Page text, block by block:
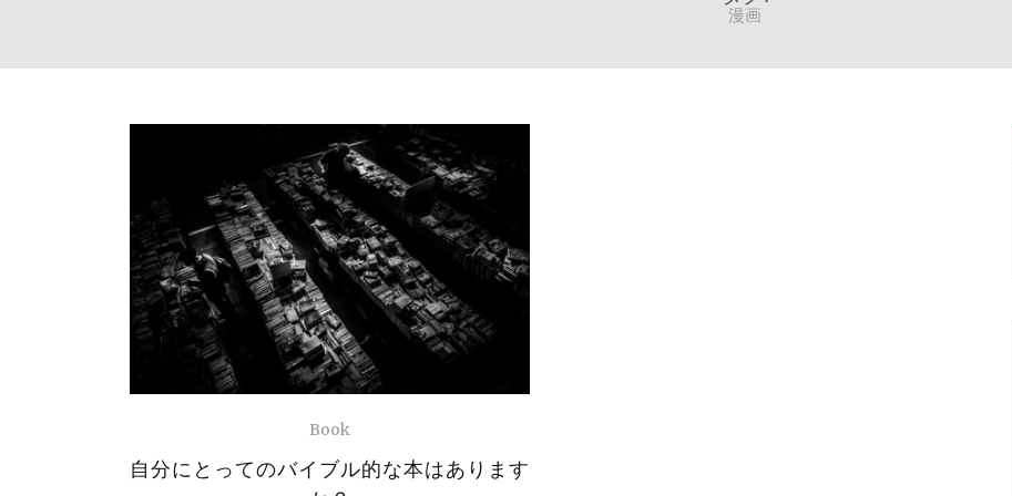
漫画
Book
自分にとってのバイブル的な本はあります